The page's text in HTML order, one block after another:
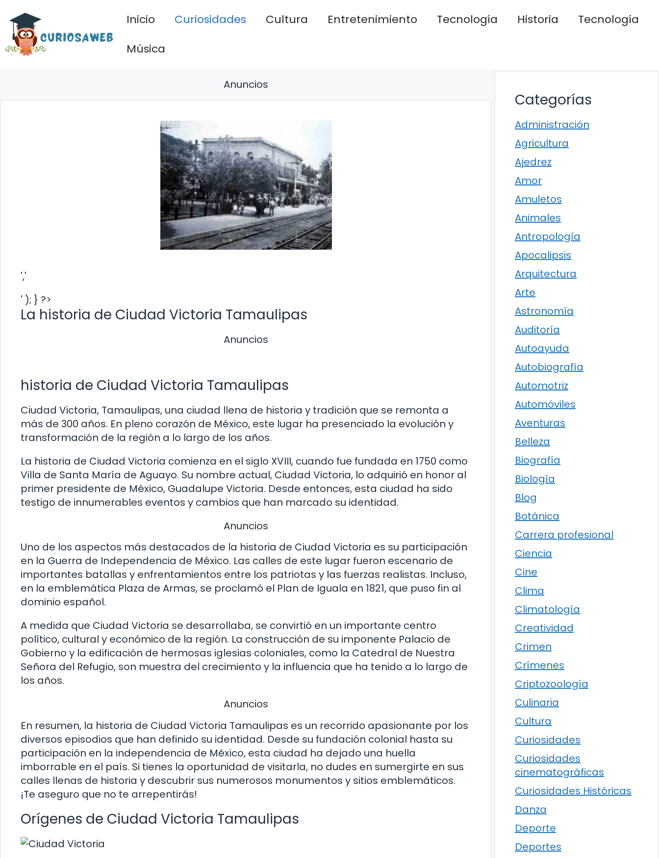
contenido
Inicio Curiosidades Cultura Entretenimiento Tecnología Historia
Tecnología
Música
Anuncios
','
' ); } ?>
La historia de Ciudad Victoria Tamaulipas
Anuncios
historia de Ciudad Victoria Tamaulipas
Ciudad Victoria, Tamaulipas, una ciudad llena de historia y tradición que se remonta a
más de 300 años. En pleno corazón de México, este lugar ha presenciado la evolución y
transformación de la región a lo largo de los años.
La historia de Ciudad Victoria comienza en el siglo XVIII, cuando fue fundada en 1750 como
Villa de Santa María de Aguayo. Su nombre actual, Ciudad Victoria, lo adquirió en honor al
primer presidente de México, Guadalupe Victoria. Desde entonces, esta ciudad ha sido
testigo de innumerables eventos y cambios que han marcado su identidad.
Anuncios
Uno de los aspectos más destacados de la historia de Ciudad Victoria es su participación
en la Guerra de Independencia de México. Las calles de este lugar fueron escenario de
importantes batallas y enfrentamientos entre los patriotas y las fuerzas realistas. Incluso,
en la emblemática Plaza de Armas, se proclamó el Plan de Iguala en 1821, que puso fin al
dominio español.
A medida que Ciudad Victoria se desarrollaba, se convirtió en un importante centro
político, cultural y económico de la región. La construcción de su imponente Palacio de
Gobierno y la edificación de hermosas iglesias coloniales, como la Catedral de Nuestra
Señora del Refugio, son muestra del crecimiento y la influencia que ha tenido a lo largo de
los años.
Anuncios
En resumen, la historia de Ciudad Victoria Tamaulipas es un recorrido apasionante por los
diversos episodios que han definido su identidad. Desde su fundación colonial hasta su
participación en la independencia de México, esta ciudad ha dejado una huella
imborrable en el país. Si tienes la oportunidad de visitarla, no dudes en sumergirte en sus
calles llenas de historia y descubrir sus numerosos monumentos y sitios emblemáticos.
¡Te aseguro que no te arrepentirás!
Orígenes de Ciudad Victoria Tamaulipas
Categorías
Administración
Agricultura
Ajedrez
Amor
Amuletos
Animales
Antropología
Apocalipsis
Arquitectura
Arte
Astronomía
Auditoría
Autoayuda
Autobiografía
Automotriz
Automóviles
Aventuras
Belleza
Biografía
Biología
Blog
Botánica
Carrera profesional
Ciencia
Cine
Clima
Climatología
Creatividad
Crimen
Crímenes
Criptozoología
Culinaria
Cultura
Curiosidades
Curiosidades
cinematográficas
Curiosidades Históricas
Danza
Deporte
Deportes